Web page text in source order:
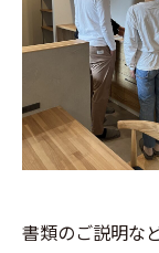
書類のご説明な